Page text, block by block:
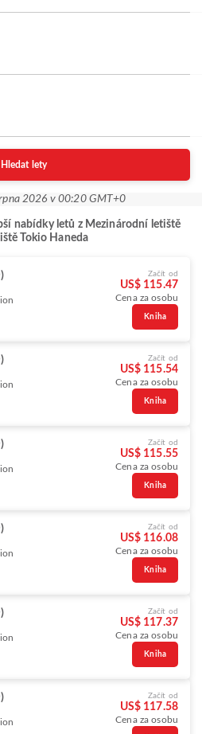
Hledat lety
2026 v 00:20 GMT+0
nabídky letů z Mezinárodní letiště
Tokio Haneda
Začít od
US$ 115.47
Cena za osobu
Kniha
Začít od
US$ 115.54
Cena za osobu
Kniha
Začít od
US$ 115.55
Cena za osobu
Kniha
Začít od
US$ 116.08
Cena za osobu
Kniha
Začít od
US$ 117.37
Cena za osobu
Kniha
Začít od
US$ 117.58
Cena za osobu